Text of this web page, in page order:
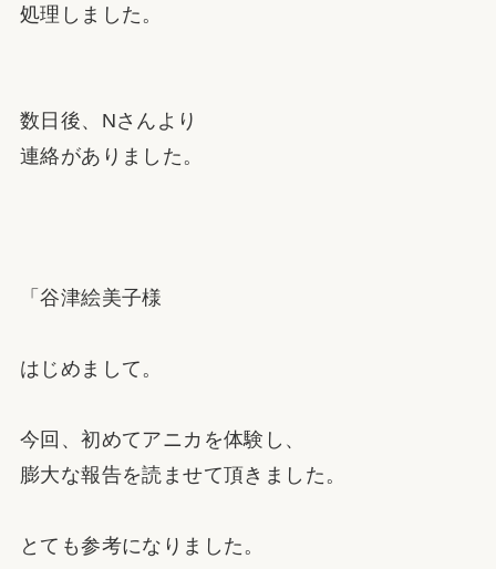
処理しました。
数日後、Nさんより
連絡がありました。
「谷津絵美子様
はじめまして。
今回、初めてアニカを体験し、
膨大な報告を読ませて頂きました。
とても参考になりました。